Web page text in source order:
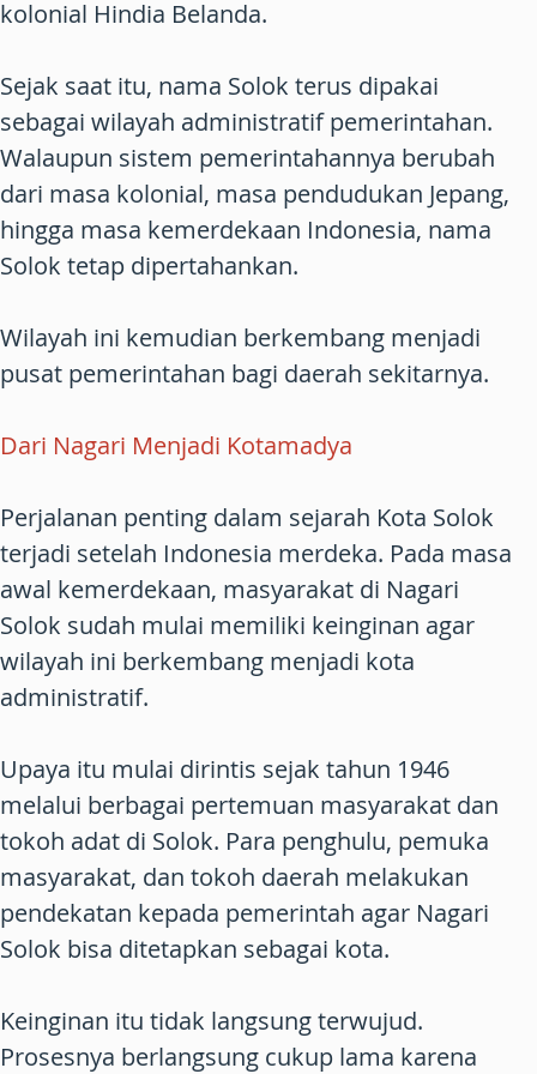
kolonial Hindia Belanda.
Sejak saat itu, nama Solok terus dipakai
sebagai wilayah administratif pemerintahan.
Walaupun sistem pemerintahannya berubah
dari masa kolonial, masa pendudukan Jepang,
hingga masa kemerdekaan Indonesia, nama
Solok tetap dipertahankan.
Wilayah ini kemudian berkembang menjadi
pusat pemerintahan bagi daerah sekitarnya.
Dari Nagari Menjadi Kotamadya
Perjalanan penting dalam sejarah Kota Solok
terjadi setelah Indonesia merdeka. Pada masa
awal kemerdekaan, masyarakat di Nagari
Solok sudah mulai memiliki keinginan agar
wilayah ini berkembang menjadi kota
administratif.
Upaya itu mulai dirintis sejak tahun 1946
melalui berbagai pertemuan masyarakat dan
tokoh adat di Solok. Para penghulu, pemuka
masyarakat, dan tokoh daerah melakukan
pendekatan kepada pemerintah agar Nagari
Solok bisa ditetapkan sebagai kota.
Keinginan itu tidak langsung terwujud.
Prosesnya berlangsung cukup lama karena